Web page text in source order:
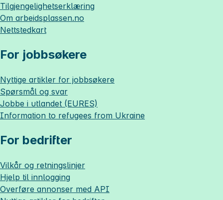
Tilgjengelighetserklæring
Om arbeidsplassen.no
Nettstedkart
For jobbsøkere
Nyttige artikler for jobbsøkere
Spørsmål og svar
Jobbe i utlandet (EURES)
Information to refugees from Ukraine
For bedrifter
Vilkår og retningslinjer
Hjelp til innlogging
Overføre annonser med API